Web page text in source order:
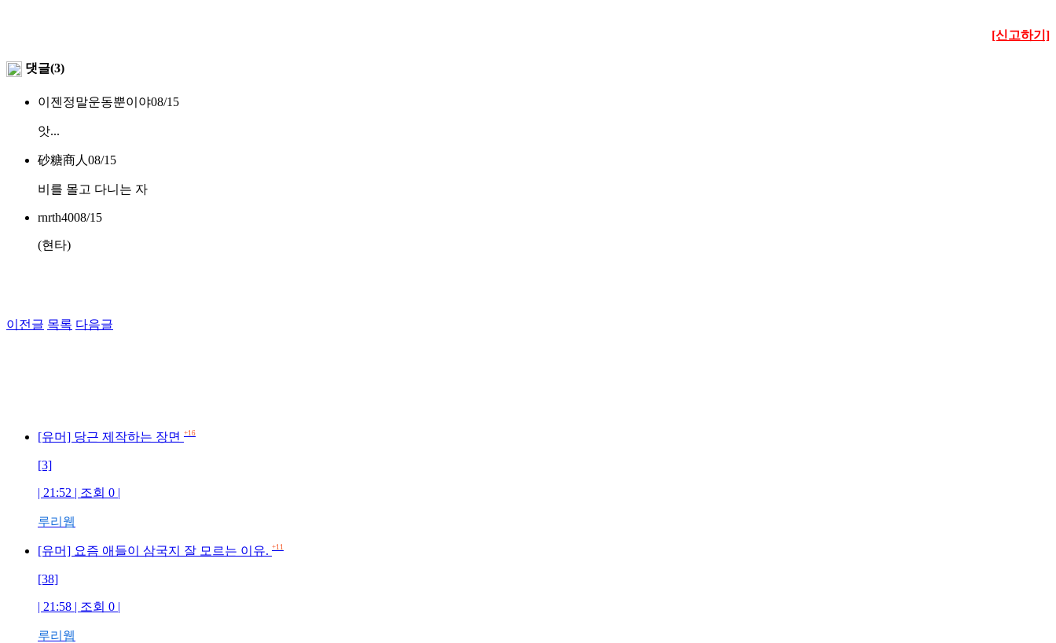
[신고하기]
댓글(3)
이젠정말운동뿐이야08/15
앗...
砂糖商人 08/15
비를 몰고 다니는 자
rnrth4008/15
(현타)
이전글 목록 다음글
[유머] 당근 제작하는 장면 +16
[3]
| 21:52 | 조회 0 |
루리웹
[유머] 요즘 애들이 삼국지 잘 모르는 이유. +11
[38]
| 21:58 | 조회 0 |
루리웹